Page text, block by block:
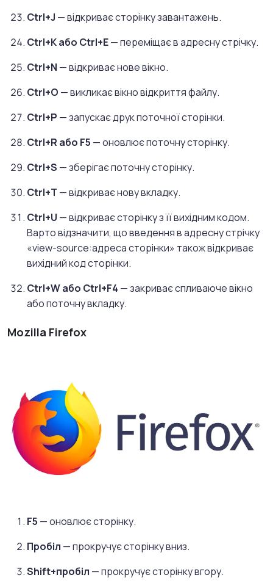
Ctrl+J — відкриває сторінку завантажень.
Ctrl+K або Ctrl+E— переміщає в адресну стрічку.
Ctrl+N — відкриває нове вікно.
Ctrl+O — викликає вікно відкриття файлу.
Ctrl+P — запускає друк поточної сторінки.
Ctrl+R або F5 — оновлює поточну сторінку.
Ctrl+S — зберігає поточну сторінку.
Ctrl+T — відкриває нову вкладку.
Ctrl+U — відкриває сторінку з її вихідним кодом.
Варто відзначити, що введення в адресну стрічку
«view-source:адреса сторінки» також відкриває
вихідний код сторінки.
Ctrl+W або Ctrl+F4 — закриває спливаюче вікно
або поточну вкладку.
Mozilla Firefox
F5 — оновлює сторінку.
Пробіл — прокручує сторінку вниз.
Shift+пробіл — прокручує сторінку вгору.